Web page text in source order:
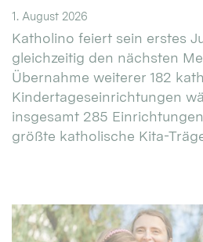
1. August 2026
Katholino feiert sein erstes
gleichzeitig den nächsten
Übernahme weiterer 182
Kindertageseinrichtungen
insgesamt 285
größte katholische Kita-